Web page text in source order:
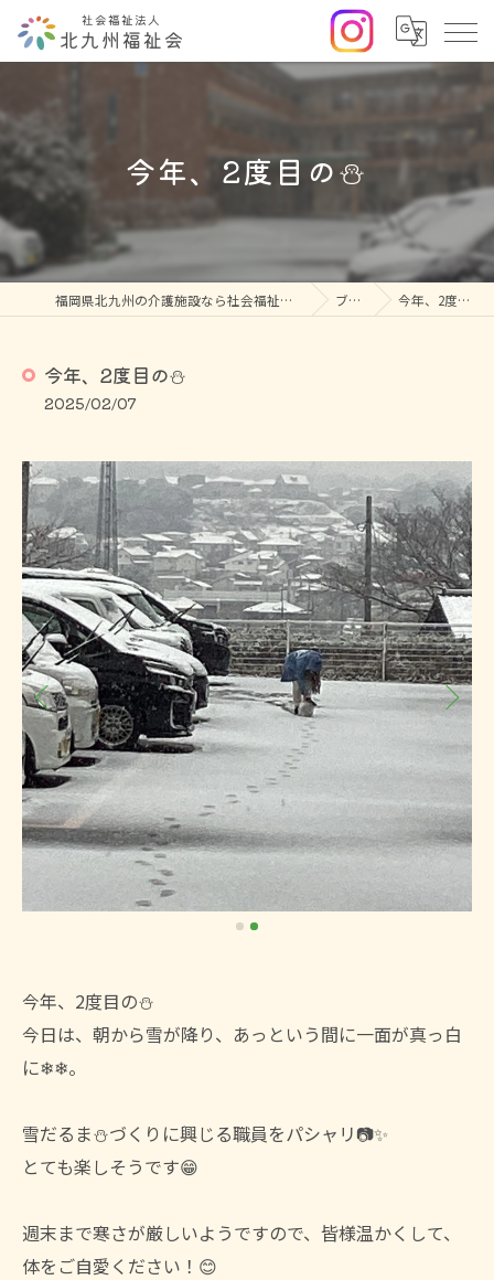
今年、2度目の⛄
福岡県北九州の介護施設なら社会福祉法人北九州福祉会 ブログ 今年、2度目の⛄
今年、2度目の⛄
2025/02/07
今年、2度目の⛄
今日は、朝から雪が降り、あっという間に一面が真っ白
に❄❄。
雪だるま⛄づくりに興じる職員をパシャリ📷✨
とても楽しそうです😁
週末まで寒さが厳しいようですので、皆様温かくして、
体をご自愛ください！😊